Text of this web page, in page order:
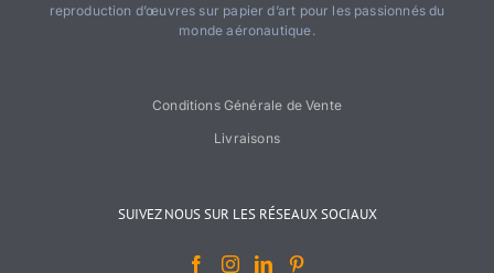
reproduction d’œuvres sur papier d’art pour les passionnés du
monde aéronautique.
Conditions Générale de Vente
Livraisons
SUIVEZ NOUS SUR LES RÉSEAUX SOCIAUX